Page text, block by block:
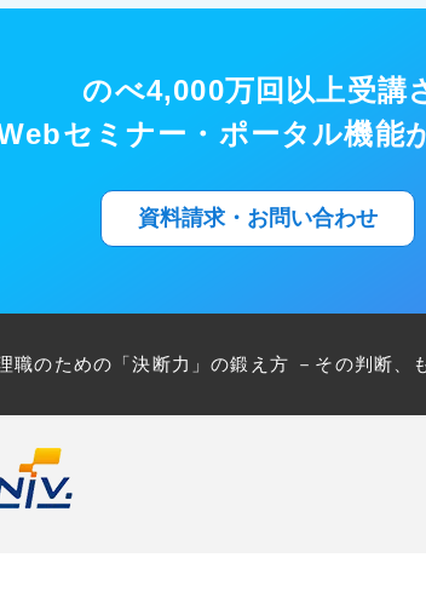
のべ4,000万回以上受講
セミナー・ポータル機能
資料請求・お問い合わせ
のための「決断力」の鍛え方 －その判断、